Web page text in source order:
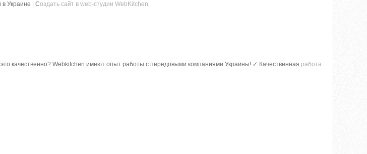
в Украине | Создать сайт в web-студии WebKitchen
это качественно? Webkitchen имеют опыт работы с передовыми компаниями Украины! ✓ Качественная работа